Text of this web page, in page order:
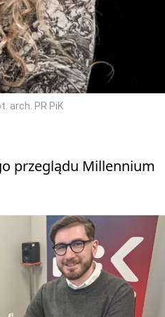
arch. PR PiK
przeglądu Millennium